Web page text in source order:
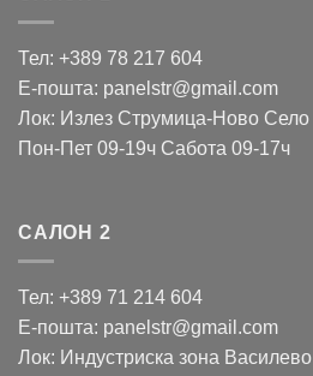
Тел: +389 78 217 604
Е-пошта: panelstr@gmail.com
Лок: Излез Струмица-Ново Село
Пон-Пет 09-19ч Сабота 09-17ч
САЛОН 2
Тел: +389 71 214 604
Е-пошта: panelstr@gmail.com
Лок: Индустриска зона Василево